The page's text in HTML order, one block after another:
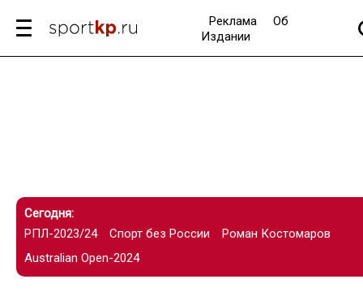
Реклама
Об
Издании
Сегодня:
РПЛ-2023/24
Спорт без России
Роман Костомаров
Australian Open-2024